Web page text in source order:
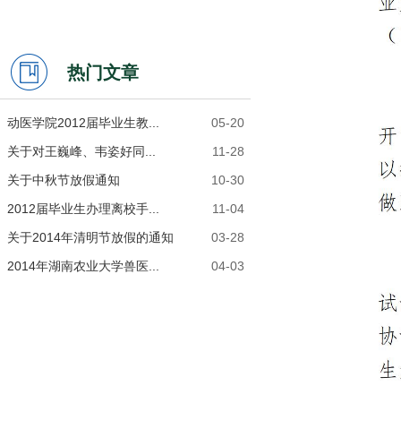
热门文章
05-20
动医学院2012届毕业生教...
11-28
关于对王巍峰、韦姿好同...
10-30
关于中秋节放假通知
11-04
2012届毕业生办理离校手...
03-28
关于2014年清明节放假的通知
04-03
2014年湖南农业大学兽医...